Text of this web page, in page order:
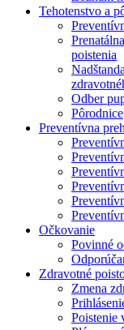
Tehotenstvo a
poistenia
Odber
Pôrodnice
Preventívna
Očkovanie
Povinné
Zdravotné
Zmena
Poistenie